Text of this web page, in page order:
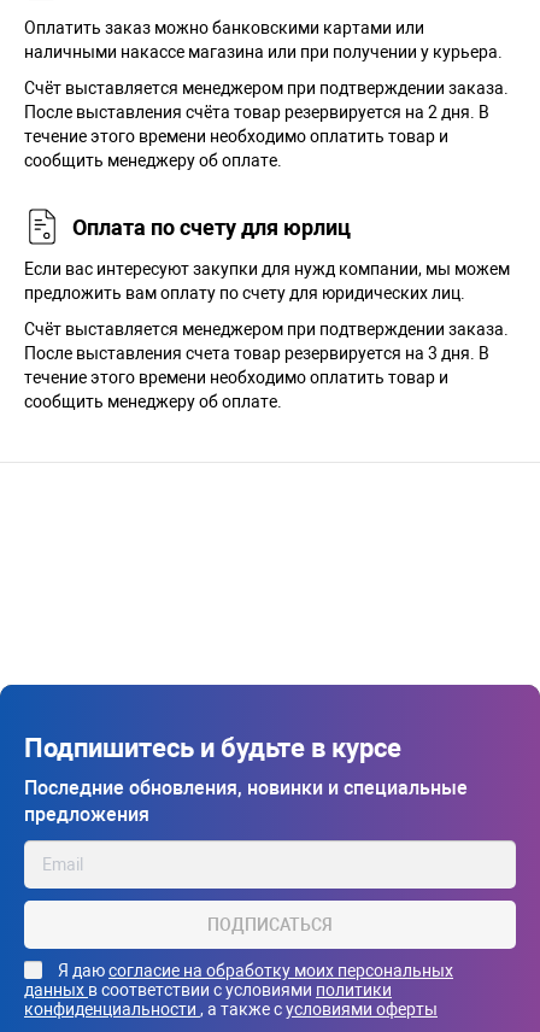
Оплатить заказ можно банковскими картами или
наличными накассе магазина или при получении у курьера.
Cчёт выставляется менеджером при подтверждении заказа.
После выставления счёта товар резервируется на 2 дня. В
течение этого времени необходимо оплатить товар и
сообщить менеджеру об оплате.
Оплата по счету для юрлиц
Если вас интересуют закупки для нужд компании, мы можем
предложить вам оплату по счету для юридических лиц.
Счёт выставляется менеджером при подтверждении заказа.
После выставления счета товар резервируется на 3 дня. В
течение этого времени необходимо оплатить товар и
сообщить менеджеру об оплате.
Подпишитесь и будьте в курсе
Последние обновления, новинки и специальные
предложения
ПОДПИСАТЬСЯ
Я даюсогласие на обработку моих персональных
данных в соответствии с условиями политики
конфиденциальности , а также сусловиями оферты